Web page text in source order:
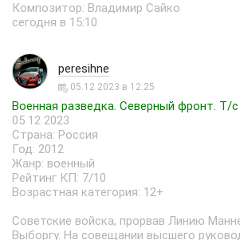
Композитор: Владимир Сайко
сегодня в 15:10
peresihne
05.12.2023 в 12:25
Военная разведка. Северный фронт. Т/с
05 12 2023
Страна: Россия
Год: 2012
Жанр: военный
Рейтинг КП: 7/10
Возрастная категория: 12+
Советские войска, прорвав Линию
Выборгу. На совещании высшего